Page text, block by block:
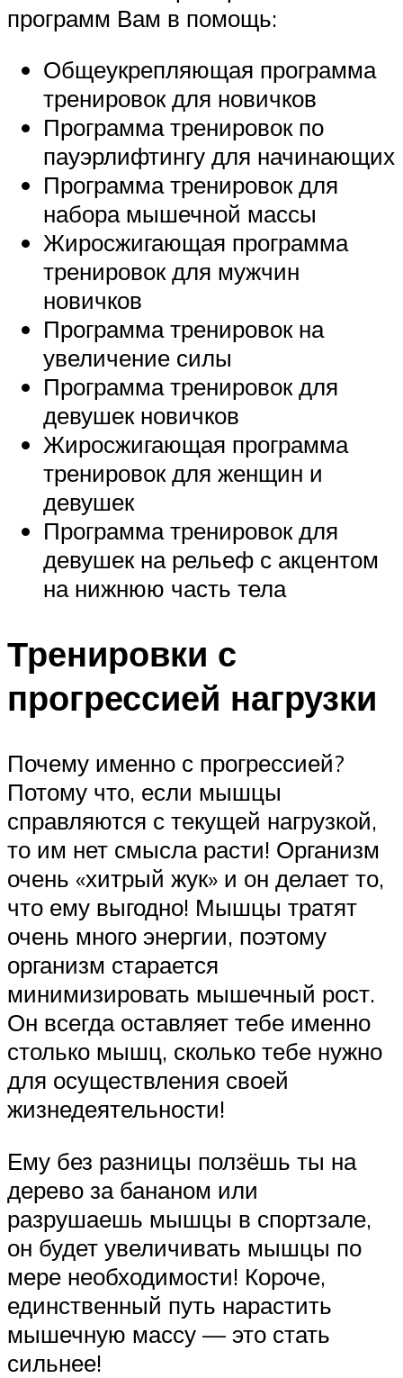
программ Вам в помощь:
Общеукрепляющая программа
тренировок для новичков
Программа тренировок по
пауэрлифтингу для начинающих
Программа тренировок для
набора мышечной массы
Жиросжигающая программа
тренировок для мужчин
новичков
Программа тренировок на
увеличение силы
Программа тренировок для
девушек новичков
Жиросжигающая программа
тренировок для женщин и
девушек
Программа тренировок для
девушек на рельеф с акцентом
на нижнюю часть тела
Тренировки с
прогрессией нагрузки
Почему именно с прогрессией?
Потому что, если мышцы
справляются с текущей нагрузкой,
то им нет смысла расти! Организм
очень «хитрый жук» и он делает то,
что ему выгодно! Мышцы тратят
очень много энергии, поэтому
организм старается
минимизировать мышечный рост.
Он всегда оставляет тебе именно
столько мышц, сколько тебе нужно
для осуществления своей
жизнедеятельности!
Ему без разницы ползёшь ты на
дерево за бананом или
разрушаешь мышцы в спортзале,
он будет увеличивать мышцы по
мере необходимости! Короче,
единственный путь нарастить
мышечную массу — это стать
сильнее!